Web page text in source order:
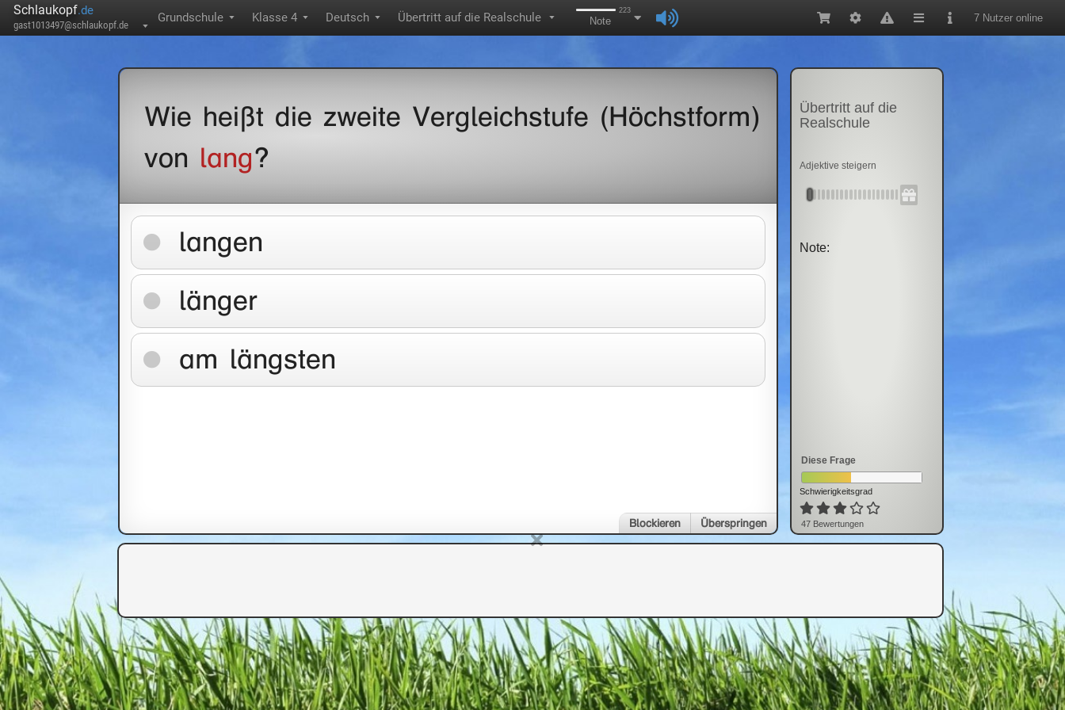
Schlaukopf.de
gast1013497@schlaukopf.de ▼
Grundschule ▼ Klasse 4 ▼ Deutsch ▼ Übertritt auf die Realschule ▼
223
Note 7 Nutzer online
Wie heißt die zweite Vergleichstufe (Höchstform)
von lang?
langen
länger
am längsten
Blockieren Überspringen
Übertritt auf die
Realschule
Adjektive steigern
Note:
Diese Frage
Schwierigkeitsgrad
47 Bewertungen